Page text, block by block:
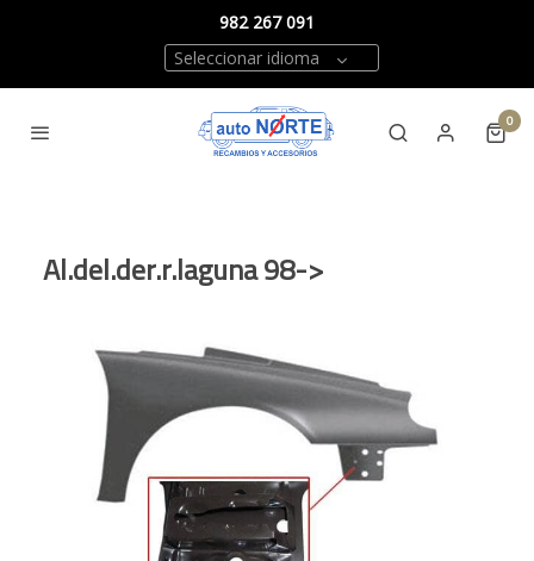
982 267 091
Seleccionar idioma
0
Al.del.der.r.laguna 98->